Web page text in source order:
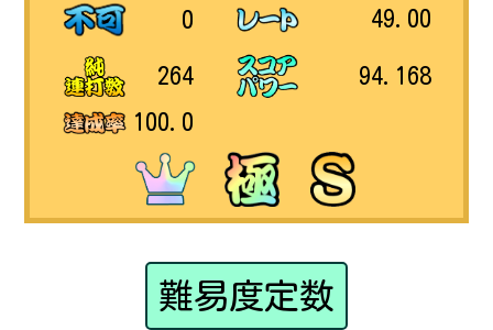
0
264
100.0
49.00
94.168
難易度定数